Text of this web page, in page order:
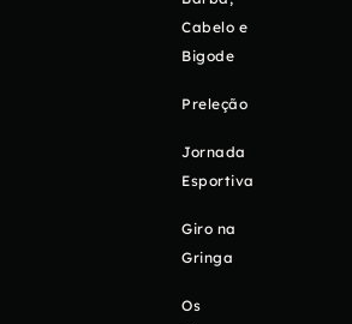
Cabelo e
Bigode
Preleção
Jornada
Esportiva
Giro na
Gringa
Os